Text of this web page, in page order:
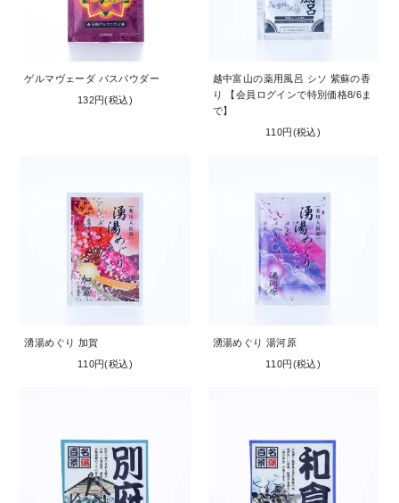
ゲルマヴェーダ バスパウダー
132円(税込)
越中富山の薬用風呂 シソ 紫蘇の香
り 【会員ログインで特別価格8/6ま
で】
110円(税込)
湧湯めぐり 加賀
110円(税込)
湧湯めぐり 湯河原
110円(税込)